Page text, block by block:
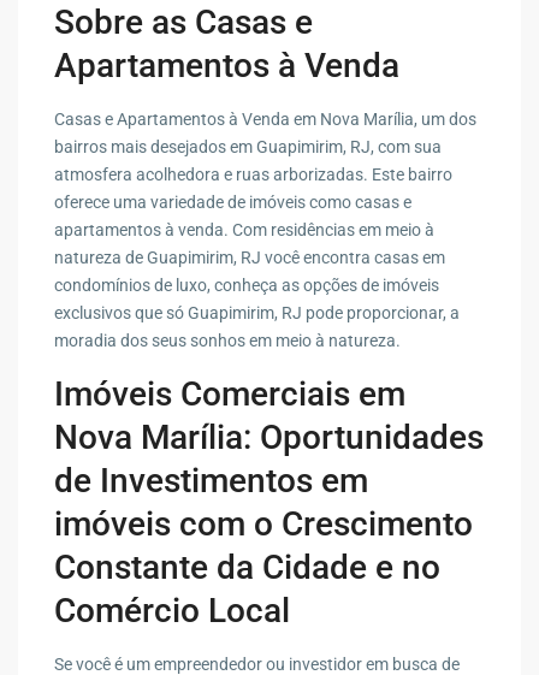
Sobre as Casas e
Apartamentos à Venda
Casas e Apartamentos à Venda em Nova Marília, um dos
bairros mais desejados em Guapimirim, RJ, com sua
atmosfera acolhedora e ruas arborizadas. Este bairro
oferece uma variedade de imóveis como casas e
apartamentos à venda. Com residências em meio à
natureza de Guapimirim, RJ você encontra casas em
condomínios de luxo, conheça as opções de imóveis
exclusivos que só Guapimirim, RJ pode proporcionar, a
moradia dos seus sonhos em meio à natureza.
Imóveis Comerciais em
Nova Marília: Oportunidades
de Investimentos em
imóveis com o Crescimento
Constante da Cidade e no
Comércio Local
Se você é um empreendedor ou investidor em busca de